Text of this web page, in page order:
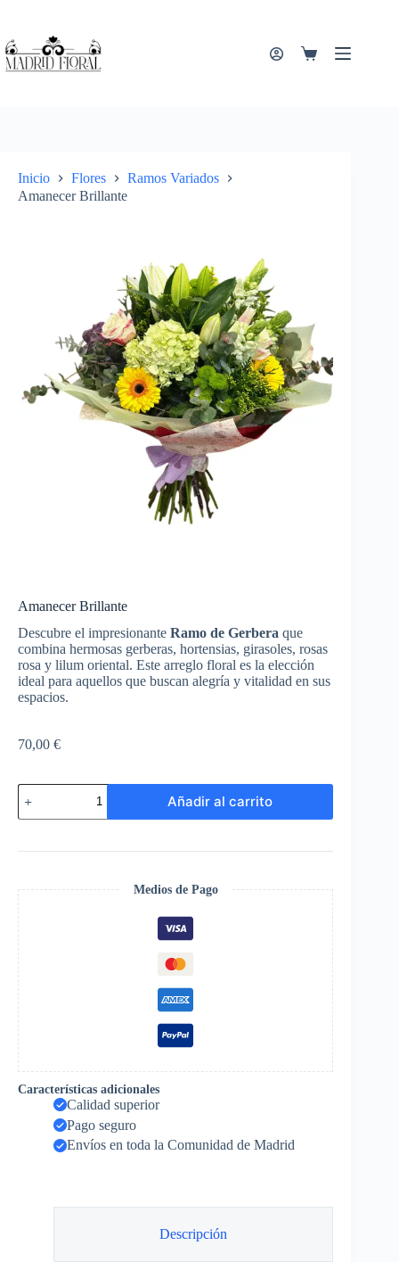
contenido
Carro
Inicio Flores
Ramos Variados
Amanecer Brillante
Amanecer Brillante
Descubre el impresionante Ramo de Gerbera que
combina hermosas gerberas, hortensias, girasoles, rosas
rosa y lilum oriental. Este arreglo floral es la elección
ideal para aquellos que buscan alegría y vitalidad en sus
espacios.
70,00 €
Amanecer
Brillante
cantidad
Añadir al carrito
Medios de Pago
Características adicionales
Calidad superior
Pago seguro
Envíos en toda la Comunidad de Madrid
Descripción